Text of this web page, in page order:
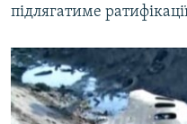
підлягатиме